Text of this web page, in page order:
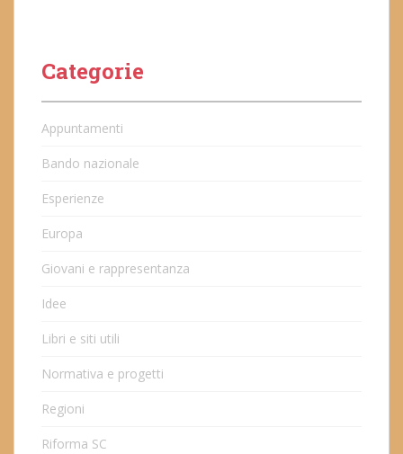
Categorie
Appuntamenti
Bando nazionale
Esperienze
Europa
Giovani e rappresentanza
Idee
Libri e siti utili
Normativa e progetti
Regioni
Riforma SC